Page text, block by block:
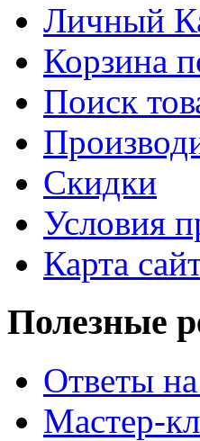
Личный
Корзина
Поиск
Скидки
Условия
Карта
Полезные
Ответы
Мастер-